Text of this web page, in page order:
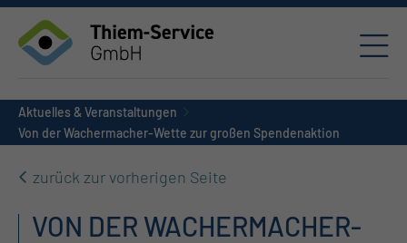
Aktuelles & Veranstaltungen
Von der Wachermacher-Wette zur großen Spendenaktion
zurück zur vorherigen Seite
VON DER WACHERMACHER-